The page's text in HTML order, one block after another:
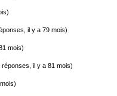
il y a 79 mois)
mois)
réponses, il y a 81 mois)